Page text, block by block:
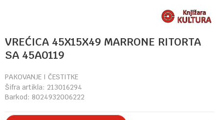
VREĆICA 45X15X49 MARRONE RITORTA
SA 45A0119
PAKOVANJE I ČESTITKE
Šifra artikla: 213016294
Barkod: 8024932006222